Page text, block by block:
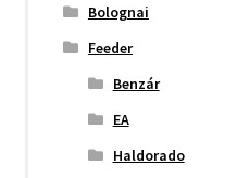
Bolognai
Feeder
Benzár
EA
Haldorado